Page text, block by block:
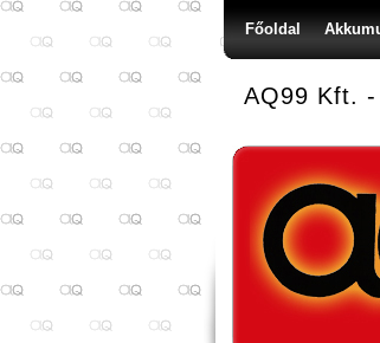
Főoldal
AQ99 Kft.